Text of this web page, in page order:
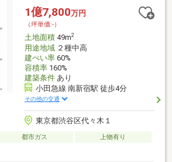
細・ご相談はお気軽にお問い合わせく
1億7,800万円
（坪単価:-）
土地面積49m2
用途地域２種中高
建ぺい率60%
容積率160%
建築条件あり
小田急線 南新宿駅 徒歩4分
その他の交通
東京都渋谷区代々木１
都市ガス
上物有り